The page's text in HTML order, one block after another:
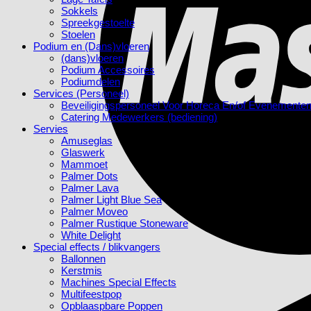
Sokkels
Spreekgestoelte
Stoelen
Podium en (Dans)vloeren
(dans)vloeren
Podium Accessoires
Podiumdelen
Services (Personeel)
Beveiligingspersoneel Voor Horeca En/of Evenementen
Catering Medewerkers (bediening)
Servies
Amuseglas
Glaswerk
Mammoet
Palmer Dots
Palmer Lava
Palmer Light Blue Sea
Palmer Moveo
Palmer Rustique Stoneware
White Delight
Special effects / blikvangers
Ballonnen
Kerstmis
Machines Special Effects
Multifeestpop
Opblaaspbare Poppen